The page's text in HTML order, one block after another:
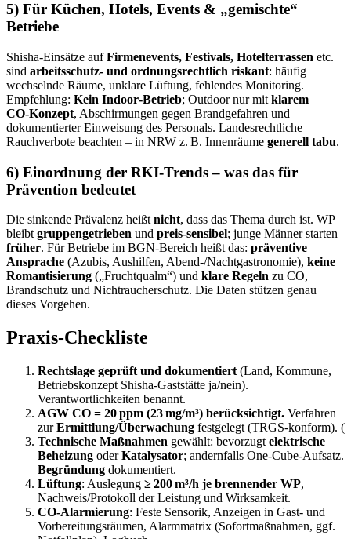
5) Für Küchen, Hotels, Events & „gemischte“
Betriebe
Shisha‑Einsätze aufFirmenevents, Festivals, Hotelterrassen etc.
sind arbeits­schutz‑ und ordnungsrechtlich riskant: häufig
wechselnde Räume, unklare Lüftung, fehlendes Monitoring.
Empfehlung: Kein Indoor‑Betrieb; Outdoor nur mit klarem
CO‑Konzept, Abschirmungen gegen Brandgefahren und
dokumentierter Einweisung des Personals. Landesrechtliche
Rauchverbote beachten – in NRW z. B. Innenräume generell tabu.
6) Einordnung der RKI‑Trends – was das für
Prävention bedeutet
Die sinkende Prävalenz heißtnicht, dass das Thema durch ist. WP
bleibtgruppengetrieben und preis‑sensibel; junge Männer starten
früher. Für Betriebe im BGN‑Bereich heißt das: präventive
Ansprache (Azubis, Aushilfen, Abend‑/Nachtgastronomie), keine
Romantisierung („Fruchtqualm“) und klare Regeln zu CO,
Brandschutz und Nichtraucherschutz. Die Daten stützen genau
dieses Vorgehen.
Praxis‑Checkliste
Rechtslage geprüft und dokumentiert (Land, Kommune,
Betriebskonzept Shisha‑Gaststätte ja/nein).
Verantwortlichkeiten benannt.
AGW CO = 20 ppm (23 mg/m³) berücksichtigt. Verfahren
zurErmittlung/Überwachung festgelegt (TRGS‑konform). (
Technische Maßnahmen gewählt: bevorzugt elektrische
Beheizung oderKatalysator; andernfalls One‑Cube‑Aufsatz.
Begründung dokumentiert.
Lüftung: Auslegung ≥ 200 m³/h je brennender WP,
Nachweis/Protokoll der Leistung und Wirksamkeit.
CO‑Alarmierung: Feste Sensorik, Anzeigen in Gast‑ und
Vorbereitungsräumen, Alarmmatrix (Sofortmaßnahmen, ggf.